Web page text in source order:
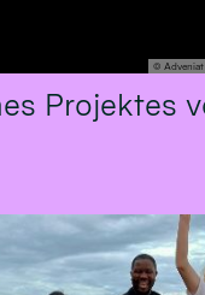
© Adveniat
Projektes